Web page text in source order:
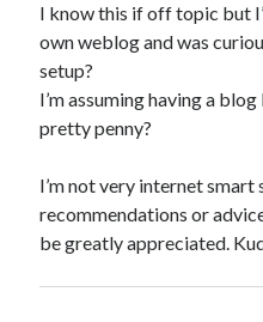
I know this if off topic but
own weblog and was
setup?
I’m assuming having a
pretty penny?
I’m not very internet smart
recommendations or
be greatly appreciated.